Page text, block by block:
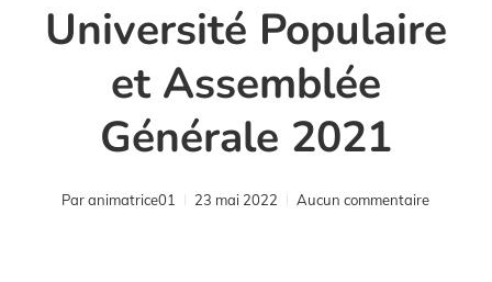
Université Populaire
et Assemblée
Générale 2021
Par animatrice01 23 mai 2022 Aucun commentaire